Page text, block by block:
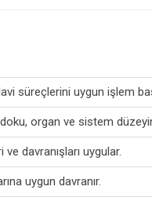
süreçlerini uygun işlem
organ ve sistem
davranışları uygular.
uygun davranır.